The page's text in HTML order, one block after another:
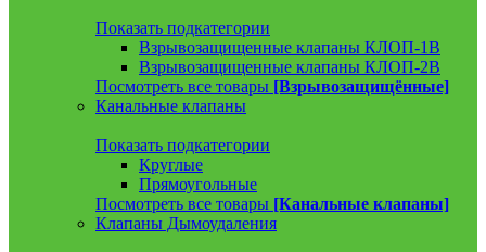
Показать подкатегории
Взрывозащищенные клапаны КЛОП-1В
Взрывозащищенные клапаны КЛОП-2В
Посмотреть все товары [Взрывозащищённые]
Канальные клапаны
Показать подкатегории
Круглые
Прямоугольные
Посмотреть все товары [Канальные клапаны]
Клапаны Дымоудаления